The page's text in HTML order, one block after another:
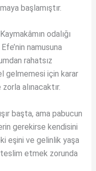
başlamıştır.
odalığı
namusuna
rahatsız
gelmemesi için karar
alınacaktır.
başta, ama pabucun
gerekirse kendisini
eşini ve gelinlik yaşa
teslim etmek zorunda